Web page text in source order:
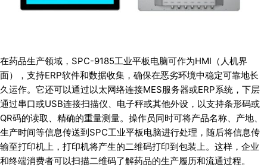
在药品生产领域，SPC-9185工业平板电脑可作为HMI（人机界
面），支持ERP软件和数据收集，确保在恶劣环境中稳定可靠地长
久运作。它还可以通过以太网络连接MES服务器或ERP系统，下层
通过串口或USB连接扫描仪、电子秤或其他外设，以支持条形码或
QR码的读取、精确的重量测量。操作员同时可将产品名称、产地、
生产时间等信息传送到SPC工业平板电脑进行处理，随后将信息传
输至打印机上，打印机将产生的二维码打印到包装上。这样，企业
和终端消费者可以扫描二维码了解药品的生产履历和流通过程。